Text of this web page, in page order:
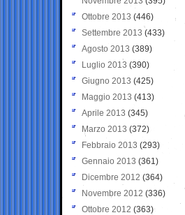
Ottobre 2013 (446)
Settembre 2013 (433)
Agosto 2013 (389)
Luglio 2013 (390)
Giugno 2013 (425)
Maggio 2013 (413)
Aprile 2013 (345)
Marzo 2013 (372)
Febbraio 2013 (293)
Gennaio 2013 (361)
Dicembre 2012 (364)
Novembre 2012 (336)
Ottobre 2012 (363)